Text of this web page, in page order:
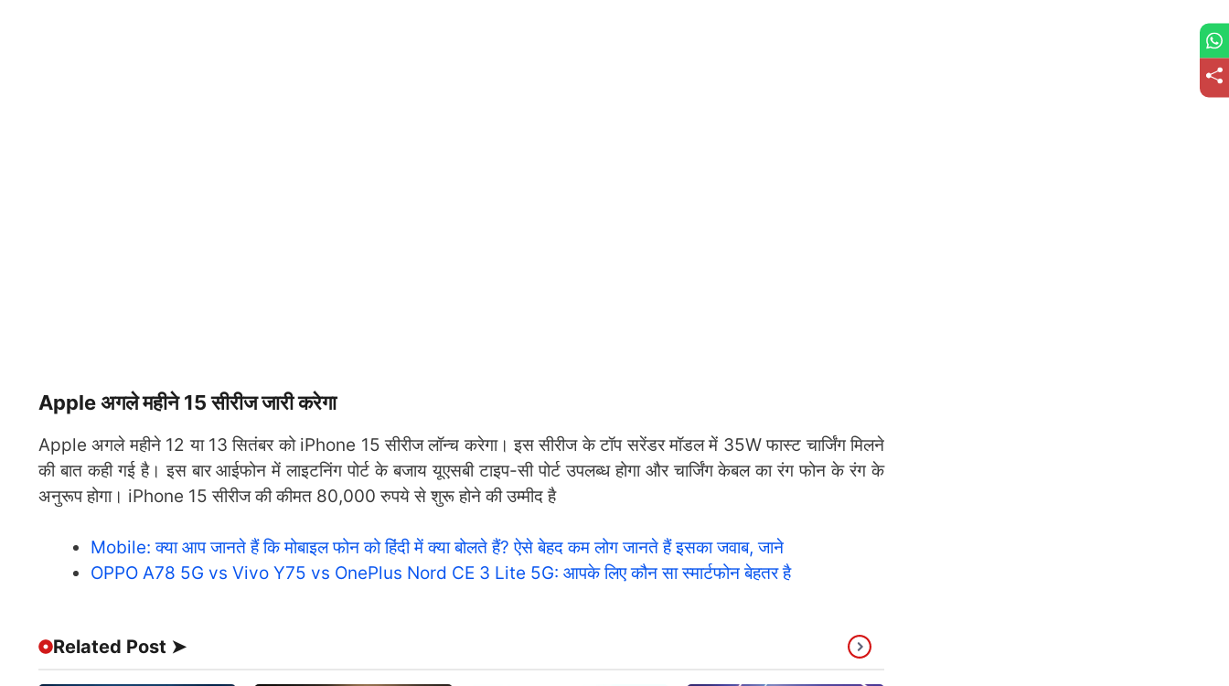
Apple अगले महीने 15 सीरीज जारी करेगा
Apple अगले महीने 12 या 13 सितंबर को iPhone 15 सीरीज लॉन्च करेगा। इस सीरीज के टॉप सरेंडर मॉडल में 35W फास्ट चार्जिंग मिलने
की बात कही गई है। इस बार आईफोन में लाइटनिंग पोर्ट के बजाय यूएसबी टाइप-सी पोर्ट उपलब्ध होगा और चार्जिंग केबल का रंग फोन के रंग के
अनुरूप होगा। iPhone 15 सीरीज की कीमत 80,000 रुपये से शुरू होने की उम्मीद है
Mobile: क्या आप जानते हैं कि मोबाइल फोन को हिंदी में क्या बोलते हैं? ऐसे बेहद कम लोग जानते हैं इसका जवाब, जाने
OPPO A78 5G vs Vivo Y75 vs OnePlus Nord CE 3 Lite 5G: आपके लिए कौन सा स्मार्टफोन बेहतर है
Related Post ➤